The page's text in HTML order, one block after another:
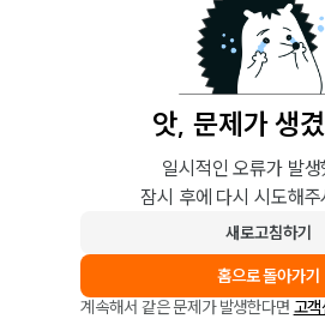
앗, 문제가 생
일시적인 오류가 발생
잠시 후에 다시 시도해
새로고침하기
홈으로 돌아가기
계속해서 같은 문제가 발생한다면 고